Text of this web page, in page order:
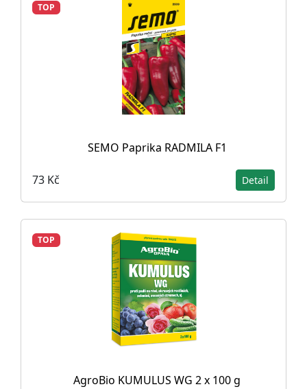
TOP
SEMO Paprika RADMILA F1
73 Kč Detail
TOP
AgroBio KUMULUS WG 2 x 100 g